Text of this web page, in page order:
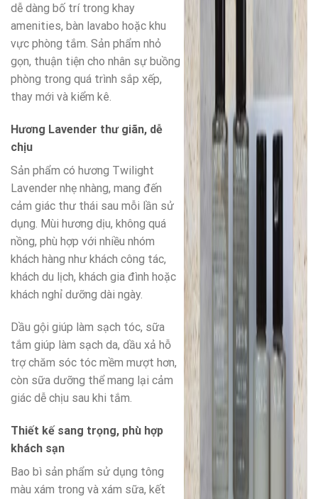
dễ dàng bố trí trong khay
amenities, bàn lavabo hoặc khu
vực phòng tắm. Sản phẩm nhỏ
gọn, thuận tiện cho nhân sự buồng
phòng trong quá trình sắp xếp,
thay mới và kiểm kê.
Hương Lavender thư giãn, dễ
chịu
Sản phẩm có hương Twilight
Lavender nhẹ nhàng, mang đến
cảm giác thư thái sau mỗi lần sử
dụng. Mùi hương dịu, không quá
nồng, phù hợp với nhiều nhóm
khách hàng như khách công tác,
khách du lịch, khách gia đình hoặc
khách nghỉ dưỡng dài ngày.
Dầu gội giúp làm sạch tóc, sữa
tắm giúp làm sạch da, dầu xả hỗ
trợ chăm sóc tóc mềm mượt hơn,
còn sữa dưỡng thể mang lại cảm
giác dễ chịu sau khi tắm.
Thiết kế sang trọng, phù hợp
khách sạn
Bao bì sản phẩm sử dụng tông
màu xám trong và xám sữa, kết